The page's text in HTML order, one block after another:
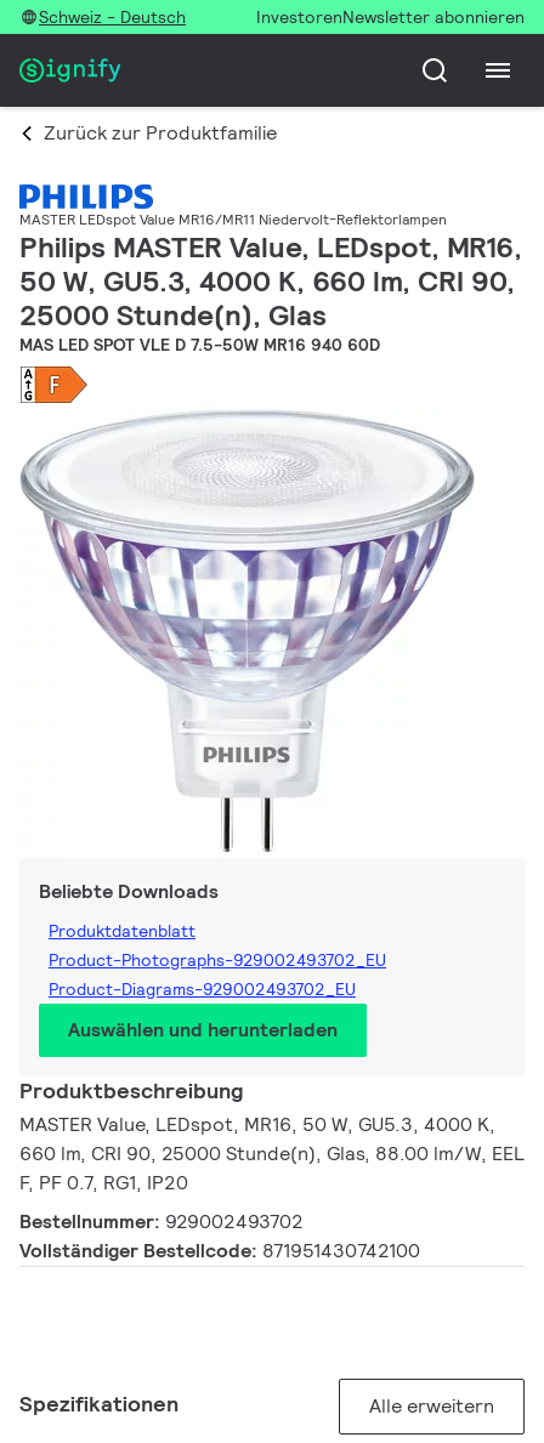
Schweiz - Deutsch InvestorenNewsletter abonnieren
Zurück zur Produktfamilie
MASTER LEDspot Value MR16/MR11 Niedervolt-Reflektorlampen
Philips MASTER Value, LEDspot, MR16,
50 W, GU5.3, 4000 K, 660 lm, CRI 90,
25000 Stunde(n), Glas
MAS LED SPOT VLE D 7.5-50W MR16 940 60D
Beliebte Downloads
Produktdatenblatt
Product-Photographs-929002493702_EU
Product-Diagrams-929002493702_EU
Auswählen und herunterladen
Produktbeschreibung
MASTER Value, LEDspot, MR16, 50 W, GU5.3, 4000 K,
660 lm, CRI 90, 25000 Stunde(n), Glas, 88.00 lm/W, EEL
F, PF 0.7, RG1, IP20
Bestellnummer: 929002493702
Vollständiger Bestellcode: 871951430742100
Spezifikationen Alle erweitern